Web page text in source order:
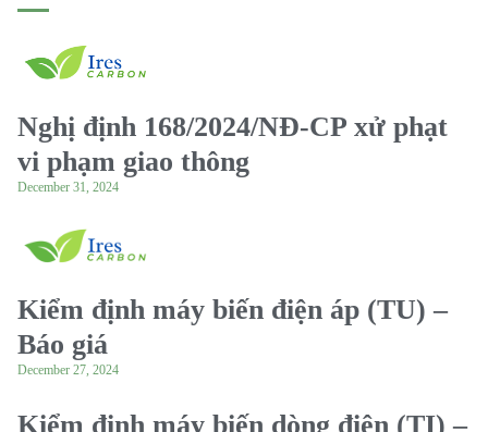
Nghị định 168/2024/NĐ-CP xử phạt
vi phạm giao thông
December 31, 2024
Kiểm định máy biến điện áp (TU) –
Báo giá
December 27, 2024
Kiểm định máy biến dòng điện (TI) –